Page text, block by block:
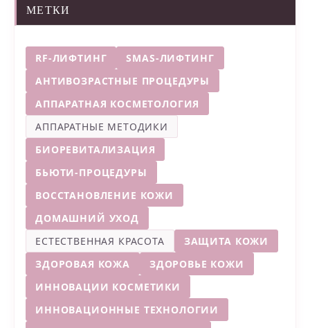
МЕТКИ
RF-ЛИФТИНГ
SMAS-ЛИФТИНГ
АНТИВОЗРАСТНЫЕ ПРОЦЕДУРЫ
АППАРАТНАЯ КОСМЕТОЛОГИЯ
АППАРАТНЫЕ МЕТОДИКИ
БИОРЕВИТАЛИЗАЦИЯ
БЬЮТИ-ПРОЦЕДУРЫ
ВОССТАНОВЛЕНИЕ КОЖИ
ДОМАШНИЙ УХОД
ЕСТЕСТВЕННАЯ КРАСОТА
ЗАЩИТА КОЖИ
ЗДОРОВАЯ КОЖА
ЗДОРОВЬЕ КОЖИ
ИННОВАЦИИ КОСМЕТИКИ
ИННОВАЦИОННЫЕ ТЕХНОЛОГИИ